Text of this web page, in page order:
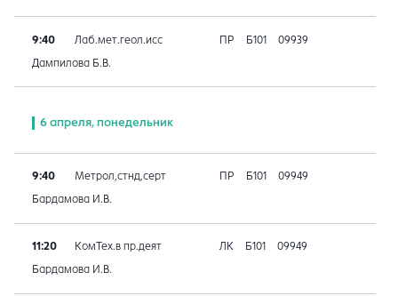
9:40 Лаб.мет.геол.исс ПР Б101 09939
Дампилова Б.В.
6 апреля, понедельник
9:40 Метрол,стнд,серт ПР Б101 09949
Бардамова И.В.
11:20 КомТех.в пр.деят ЛК Б101 09949
Бардамова И.В.